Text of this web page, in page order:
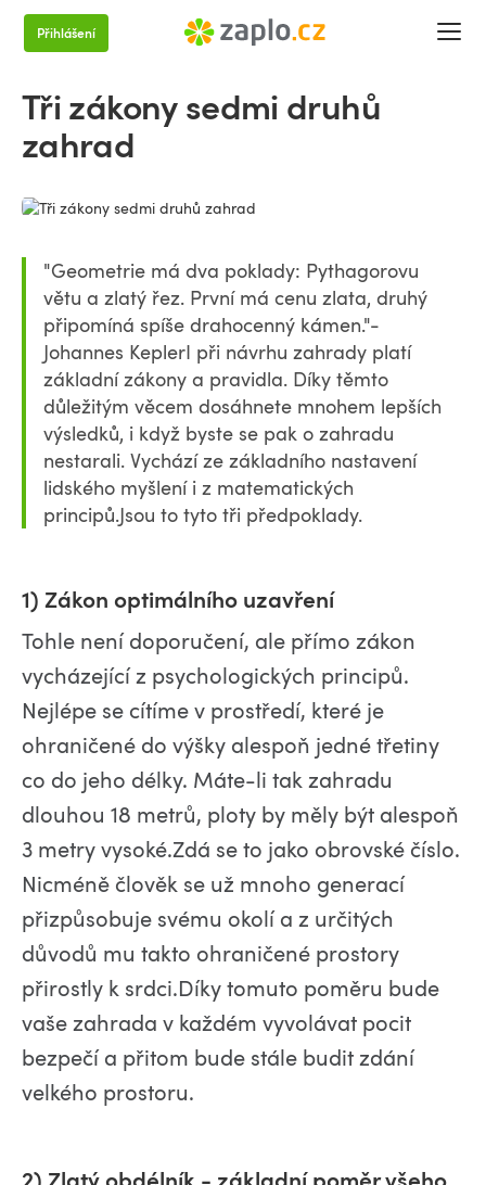
Přihlášení
Tři zákony sedmi druhů
zahrad
"Geometrie má dva poklady: Pythagorovu
větu a zlatý řez. První má cenu zlata, druhý
připomíná spíše drahocenný kámen."-
Johannes KeplerI při návrhu zahrady platí
základní zákony a pravidla. Díky těmto
důležitým věcem dosáhnete mnohem lepších
výsledků, i když byste se pak o zahradu
nestarali. Vychází ze základního nastavení
lidského myšlení i z matematických
principů.Jsou to tyto tři předpoklady.
1) Zákon optimálního uzavření
Tohle není doporučení, ale přímo zákon
vycházející z psychologických principů.
Nejlépe se cítíme v prostředí, které je
ohraničené do výšky alespoň jedné třetiny
co do jeho délky. Máte-li tak zahradu
dlouhou 18 metrů, ploty by měly být alespoň
3 metry vysoké.Zdá se to jako obrovské číslo.
Nicméně člověk se už mnoho generací
přizpůsobuje svému okolí a z určitých
důvodů mu takto ohraničené prostory
přirostly k srdci.Díky tomuto poměru bude
vaše zahrada v každém vyvolávat pocit
bezpečí a přitom bude stále budit zdání
velkého prostoru.